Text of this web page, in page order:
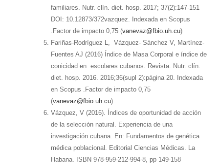
familiares. Nutr. clín. diet. hosp. 2017; 37(2):147-151
DOI: 10.12873/372vazquez. Indexada en Scopus
.Factor de impacto 0,75 (vanevaz@fbio.uh.cu)
Fariñas-Rodríguez L, Vázquez- Sánchez V, Martínez-
Fuentes AJ (2016) Índice de Masa Corporal e índice de
conicidad en escolares cubanos. Revista: Nutr. clín.
diet. hosp. 2016. 2016;36(supl 2):página 20. Indexada
en Scopus .Factor de impacto 0,75
(vanevaz@fbio.uh.cu)
Vázquez, V (2016). Índices de oportunidad de acción
de la selección natural. Experiencia de una
investigación cubana. En: Fundamentos de genética
médica poblacional. Editorial Ciencias Médicas. La
Habana. ISBN 978-959-212-994-8, pp 149-158